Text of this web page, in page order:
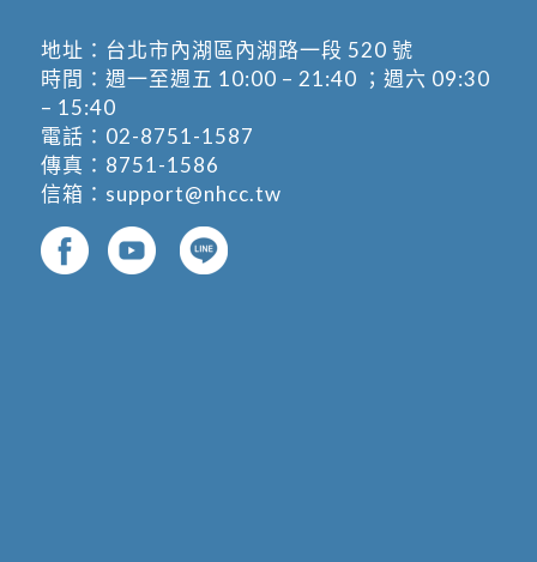
地址： 台北市內湖區內湖路一段 520 號
時間：週一至週五 10:00 – 21:40 ；週六 09:30
– 15:40
電話： 02-8751-1587
傳真：8751-1586
信箱： support@nhcc.tw